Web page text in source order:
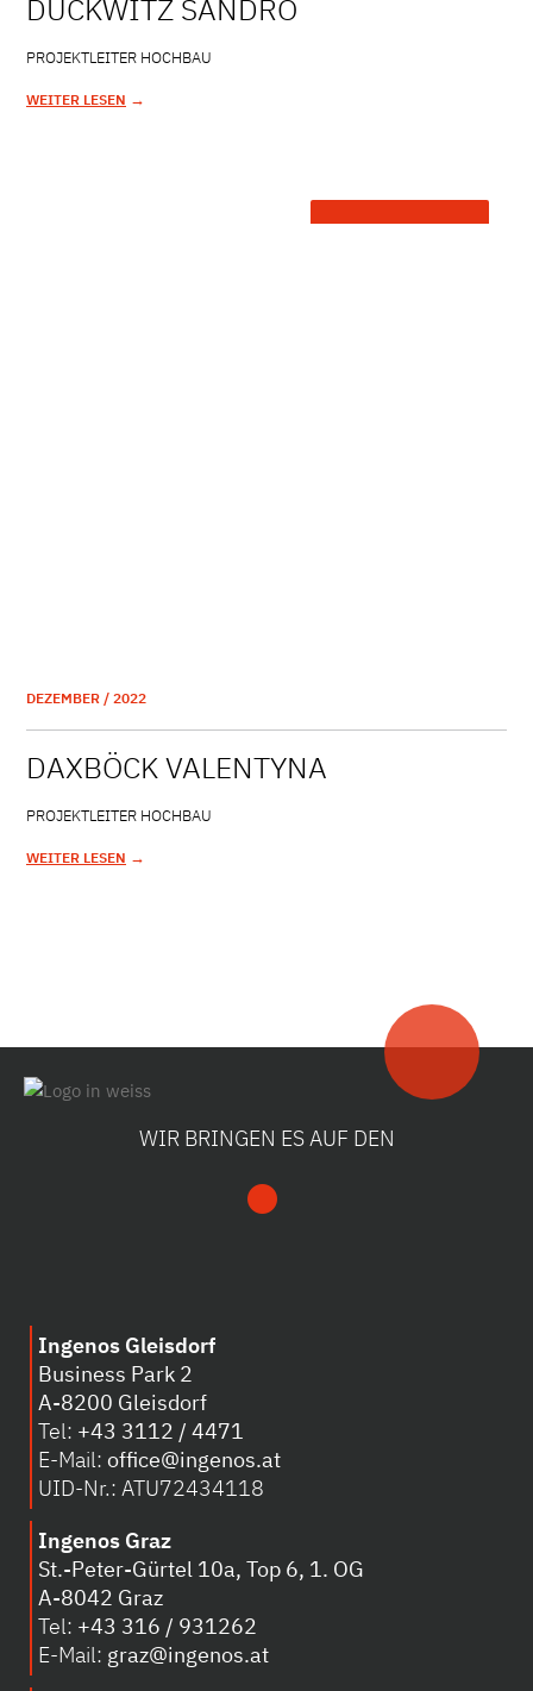
DUCKWITZ SANDRO
PROJEKTLEITER HOCHBAU
WEITER LESEN →
DEZEMBER / 2022
DAXBÖCK VALENTYNA
PROJEKTLEITER HOCHBAU
WEITER LESEN →
WIR BRINGEN ES AUF DEN
Ingenos Gleisdorf
Business Park 2
A-8200 Gleisdorf
Tel: +43 3112 / 4471
E-Mail: office@ingenos.at
UID-Nr.: ATU72434118
Ingenos Graz
St.-Peter-Gürtel 10a, Top 6, 1. OG
A-8042 Graz
Tel: +43 316 / 931262
E-Mail: graz@ingenos.at